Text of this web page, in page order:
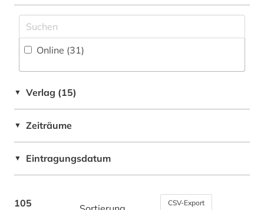
elektronische zeitschrift (4)
elektronisches buch (8)
fabrik (1)
Italien (1)
Korea (1)
USA (3)
Online (31)
▼ Verlag (15)
▼ Zeiträume
▼ Eintragungsdatum
105
CSV-Export